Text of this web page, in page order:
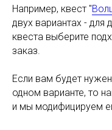
Например, квест "
двух вариантах - для
квеста выберите
заказ.
Если вам будет
одном варианте, то
и мы модифицируем